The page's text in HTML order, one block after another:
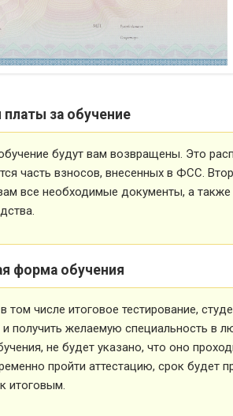
платы за обучение
будут вам возвращены. Это
часть взносов, внесенных в ФСС.
все необходимые документы, а
форма обучения
том числе итоговое тестирование,
и получить желаемую специальность в
не будет указано, что оно
пройти аттестацию, срок будет
итоговым.